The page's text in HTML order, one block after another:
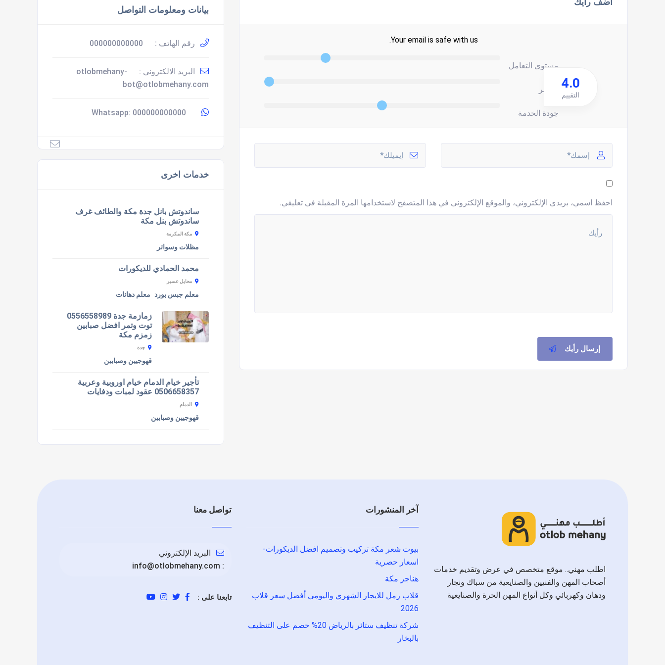
Your email is safe with us.
مستوى التعامل
السعر
جودة الخدمة
4.0
التقييم
احفظ اسمي، بريدي الإلكتروني، والموقع الإلكتروني في هذا المتصفح لاستخدامها المرة المقبلة في تعليقي.
إرسال رأيك
بيانات ومعلومات التواصل
رقم الهاتف : 000000000000
البريد الالكتروني :
otlobmehany-
bot@otlobmehany.com
000000000000
خدمات اخرى
ساندوتش بانل جدة مكة والطائف غرف
ساندوتش بنل مكة
مكة المكرمة
مظلات وسواتر
محمد الحمادي للديكورات
محايل عسير
معلم جبس بورد معلم دهانات
زمازمة جدة 0556558989
توت وتمر افضل صبابين
زمزم مكة
جدة
قهوجيين وصبابين
تأجير خيام الدمام خيام اوروبية وعربية
0506658357 عقود لمبات ودفايات
الدمام
قهوجيين وصبابين
اطلب مهني.. موقع متخصص في عرض وتقديم خدمات
أصحاب المهن والفنيين والصنايعية من سباك ونجار
ودهان وكهربائي وكل أنواع المهن الحرة والصنايعية
آخر المنشورات
بيوت شعر مكة تركيب وتصميم افضل الديكورات-
اسعار حصرية
هناجر مكة
قلاب رمل للايجار الشهري واليومي أفضل سعر قلاب
2026
شركة تنظيف ستائر بالرياض 20% خصم على التنظيف
بالبخار
تواصل معنا
البريد الإلكتروني
:
info@otlobmehany.com
تابعنا على :